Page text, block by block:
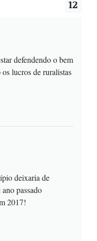
12
defendendo o bem
lucros de ruralistas
deixaria de
passado
2017!